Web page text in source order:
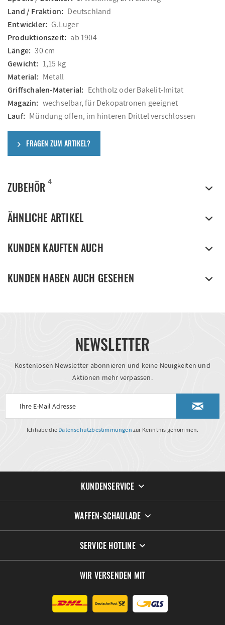
Land / Fraktion: Deutschland
Entwickler: G.Luger
Produktionszeit: ab 1904
Länge: 30 cm
Gewicht: 1,15 kg
Material: Metall
Griffschalen-Material: Echtholz oder Bakelit-Imitat
Magazin: wechselbar, für Dekopatronen geeignet
Lauf: Mündung offen, im hinteren Drittel verschlossen
FRAGEN ZUM ARTIKEL?
ZUBEHÖR 4
ÄHNLICHE ARTIKEL
KUNDEN KAUFTEN AUCH
KUNDEN HABEN AUCH GESEHEN
NEWSLETTER
Kostenlosen Newsletter abonnieren und keine Neuigkeiten und
Aktionen mehr verpassen.
Ich habe die Datenschutzbestimmungen zur Kenntnis genommen.
KUNDENSERVICE
WAFFEN-SCHAULADE
SERVICE HOTLINE
WIR VERSENDEN MIT